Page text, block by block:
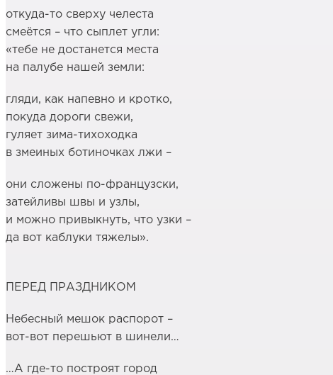
откуда-то сверху челеста
смеётся – что сыплет угли:
«тебе не достанется места
на палубе нашей земли:
гляди, как напевно и кротко,
покуда дороги свежи,
гуляет зима-тихоходка
в змеиных ботиночках лжи –
они сложены по-французски,
затейливы швы и узлы,
и можно привыкнуть, что узки –
да вот каблуки тяжелы».
ПЕРЕД ПРАЗДНИКОМ
Небесный мешок распорот –
вот-вот перешьют в шинели…
…А где-то построят город